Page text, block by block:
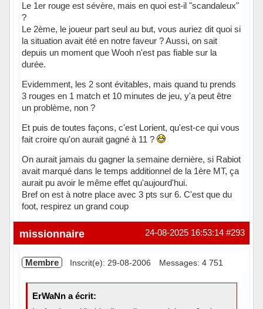
Le 1er rouge est sévère, mais en quoi est-il "scandaleux"
?
Le 2ème, le joueur part seul au but, vous auriez dit quoi si
la situation avait été en notre faveur ? Aussi, on sait
depuis un moment que Wooh n'est pas fiable sur la
durée.
Evidemment, les 2 sont évitables, mais quand tu prends
3 rouges en 1 match et 10 minutes de jeu, y'a peut être
un problème, non ?
Et puis de toutes façons, c'est Lorient, qu'est-ce qui vous
fait croire qu'on aurait gagné à 11 ?
On aurait jamais du gagner la semaine dernière, si Rabiot
avait marqué dans le temps additionnel de la 1ère MT, ça
aurait pu avoir le même effet qu'aujourd'hui.
Bref on est à notre place avec 3 pts sur 6. C'est que du
foot, respirez un grand coup
Hors ligne #293
24-08-2025 16:53:14
missionnaire
Membre Inscrit(e): 29-08-2006 Messages: 4 751
ErWaNn a écrit: